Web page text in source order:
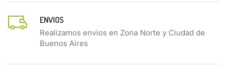
ENVIOS
Realizamos envios en Zona Norte y Ciudad de
Buenos Aires